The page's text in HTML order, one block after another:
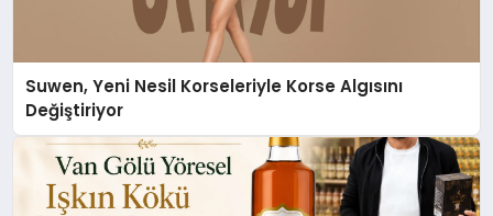
Suwen, Yeni Nesil Korseleriyle Korse Algısını
Değiştiriyor